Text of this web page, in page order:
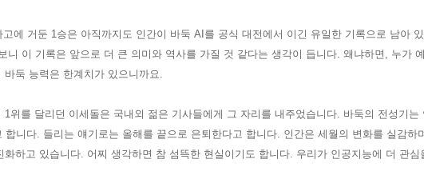
고에 거둔 1승은 아직까지도 인간이 바둑 AI 를 공식 대전에서 이긴 유일한 기록으로 남아
니 이 기록은 앞으로 더 큰 의미와 역사를 가질 것 같다는 생각이 듭니다. 왜냐하면 , 누가
바둑 능력은 한계치가 있으니까요.
1위를 달리던 이세돌은 국내외 젊은 기사들에게 그 자리를 내주었습니다. 바둑의 전성기는
합니다. 들리는 얘기로는 올해를 끝으로 은퇴한다고 합니다. 인간은 세월의 변화를 실감하
화하고 있습니다. 어찌 생각하면 참 섬뜩한 현실이기도 합니다. 우리가 인공지능에 더 관